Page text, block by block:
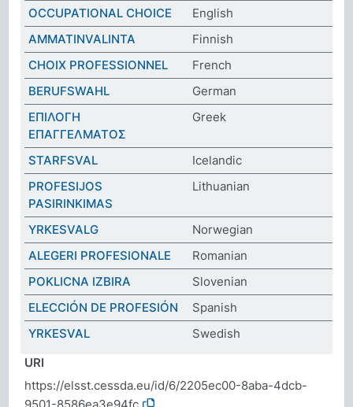
OCCUPATIONAL CHOICE
English
AMMATINVALINTA
Finnish
CHOIX PROFESSIONNEL
French
BERUFSWAHL
German
ΕΠΙΛΟΓΗ
ΕΠΑΓΓΕΛΜΑΤΟΣ
Greek
STARFSVAL
Icelandic
PROFESIJOS
PASIRINKIMAS
Lithuanian
YRKESVALG
Norwegian
ALEGERI PROFESIONALE
Romanian
POKLICNA IZBIRA
Slovenian
ELECCIÓN DE PROFESIÓN
Spanish
YRKESVAL
Swedish
URI
https://elsst.cessda.eu/id/6/2205ec00-8aba-4dcb-
9501-8586ea3e94fc